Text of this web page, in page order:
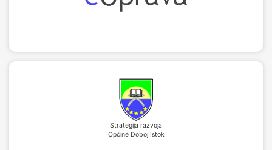
Strategija razvoja
Općine Doboj Istok